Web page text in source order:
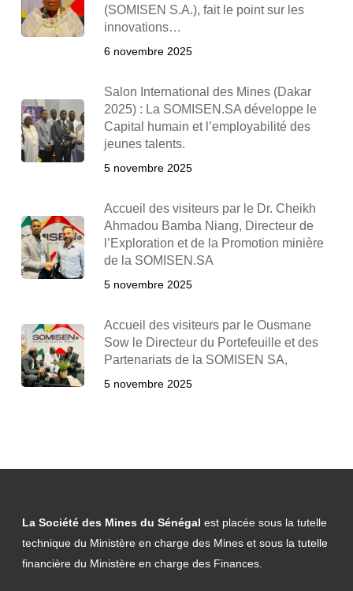
(SOMISEN S.A.), fait le point sur les
innovations…
6 novembre 2025
Salon International des Mines (Dakar
2025) : La SOMISEN.SA développe le
Capital humain et l’employabilité des
jeunes talents.
5 novembre 2025
Accueil des visiteurs par le Dr. Cheikh
Ahmadou Bamba Niang, Directeur de
l’Exploration et de la Promotion minière
de la SOMISEN.SA
5 novembre 2025
Accueil des visiteurs par le Ousmane
Sow le Directeur du Portefeuille et des
Partenariats de la SOMISEN SA,
5 novembre 2025
La Société des Mines du Sénégal est placée sous la tutelle
technique du Ministère en charge des Mines et sous la tutelle
financière du Ministère en charge des Finances.